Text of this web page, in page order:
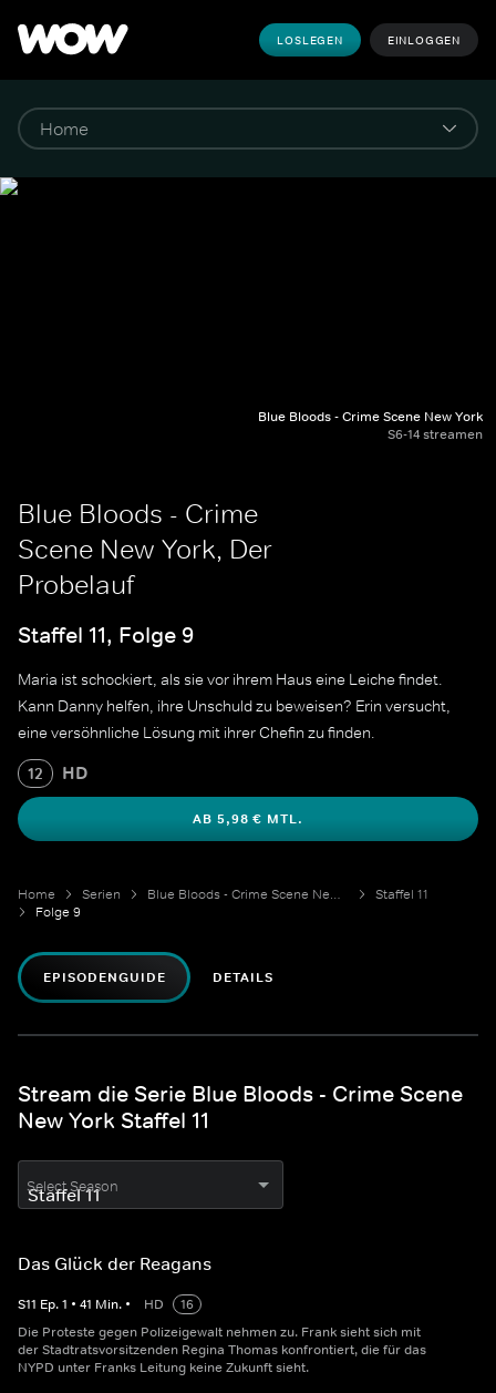
LOSLEGEN EINLOGGEN
Blue Bloods - Crime Scene New York
S6-14 streamen
Blue Bloods - Crime
Scene New York, Der
Probelauf
Staffel 11, Folge 9
Maria ist schockiert, als sie vor ihrem Haus eine Leiche findet.
Kann Danny helfen, ihre Unschuld zu beweisen? Erin versucht,
eine versöhnliche Lösung mit ihrer Chefin zu finden.
12 HD
AB 5,98 € MTL.
Home Serien Blue Bloods - Crime Scene New York
Staffel 11
Folge 9
EPISODENGUIDE DETAILS
Stream die Serie Blue Bloods - Crime Scene
New York Staffel 11
Select Season
Das Glück der Reagans
S11 Ep.1 • 41 Min. • HD
16
Die Proteste gegen Polizeigewalt nehmen zu. Frank sieht sich mit
der Stadtratsvorsitzenden Regina Thomas konfrontiert, die für das
NYPD unter Franks Leitung keine Zukunft sieht.